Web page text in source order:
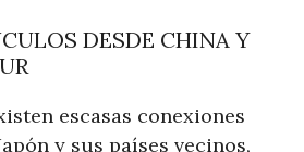
DESDE CHINA Y
escasas conexiones
y sus países vecinos,